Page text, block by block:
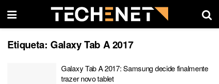
Etiqueta: Galaxy Tab A 2017
Galaxy Tab A 2017: Samsung decide finalmente
trazer novo tablet